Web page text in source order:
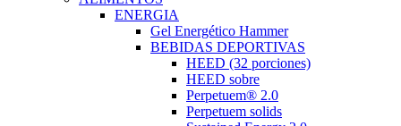
ENERGIA
Gel Energético Hammer
BEBIDAS DEPORTIVAS
HEED (32 porciones)
HEED sobre
Perpetuem® 2.0
Perpetuem solids